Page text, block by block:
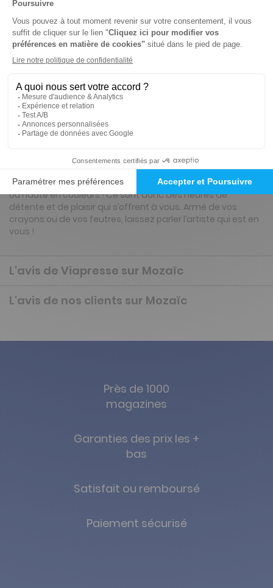
18€ 70
Tarif France métropolitaine
Renouvellement à date d’anniversaire
Présentation du magazine Mozaïc
Avec Mozaïc, découvrez le coloriage dynamique et festif !
jouer aux labyrinthes, décoder et retracer des chemins
logiques, avec un point commun : assister à l’apparition
d’un portrait, d’un paysage ou d’une scène, en noir et blanc
ou haute en couleurs ! Ce sont donc des heures de
détente et de plaisir qui s’offrent à vous. Armé de vos
crayons ou de vos feutres, laissez parler l’artiste qui est en
vous !
L'avis de Viapresse sur Mozaïc
L'avis de nos clients sur Mozaïc
Près de 1000
magazines
Garanties des prix les +
bas
Satisfait ou remboursé
Paiement sécurisé